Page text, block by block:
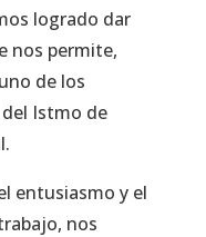
logrado dar
nos permite,
de los
Istmo de
entusiasmo y el
nos